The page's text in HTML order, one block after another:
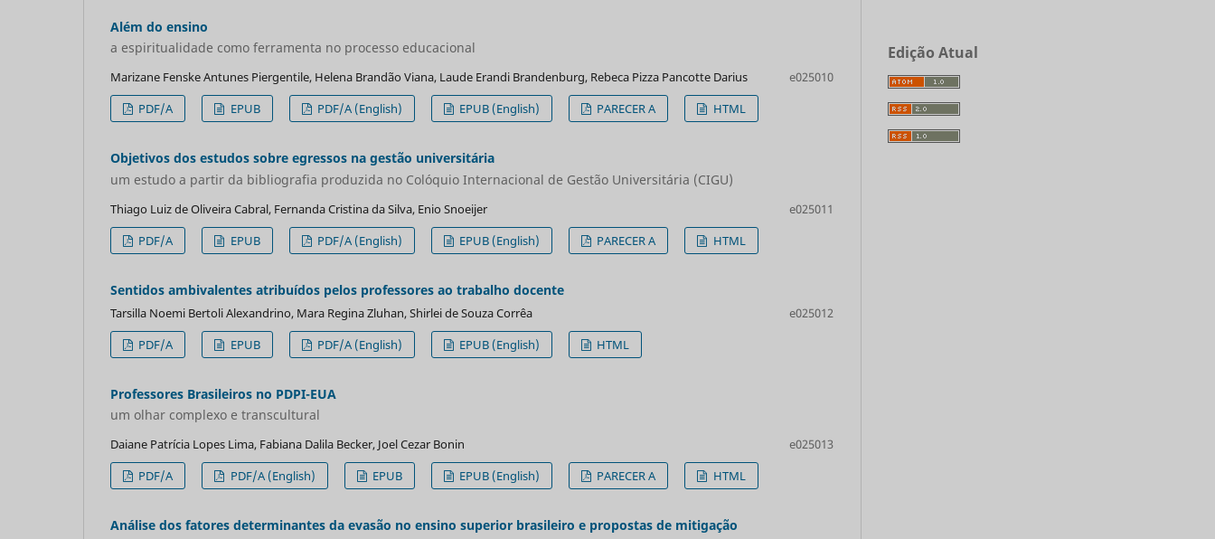
Além do ensino
a espiritualidade como ferramenta no processo educacional
Marizane Fenske Antunes Piergentile, Helena Brandão Viana, Laude Erandi Brandenburg, Rebeca Pizza Pancotte Darius
e025010
PDF/A
EPUB PDF/A (English) EPUB (English) PARECER A HTML
Objetivos dos estudos sobre egressos na gestão universitária
um estudo a partir da bibliografia produzida no Colóquio Internacional de Gestão Universitária (CIGU)
Thiago Luiz de Oliveira Cabral, Fernanda Cristina da Silva, Enio Snoeijer
e025011
PDF/A
EPUB PDF/A (English) EPUB (English) PARECER A HTML
Sentidos ambivalentes atribuídos pelos professores ao trabalho docente
Tarsilla Noemi Bertoli Alexandrino, Mara Regina Zluhan, Shirlei de Souza Corrêa
e025012
PDF/A
EPUB PDF/A (English) EPUB (English) HTML
Professores Brasileiros no PDPI-EUA
um olhar complexo e transcultural
Daiane Patrícia Lopes Lima, Fabiana Dalila Becker, Joel Cezar Bonin
e025013
PDF/A
PDF/A (English) EPUB EPUB (English) PARECER A HTML
Análise dos fatores determinantes da evasão no ensino superior brasileiro e propostas de mitigação
Edição Atual